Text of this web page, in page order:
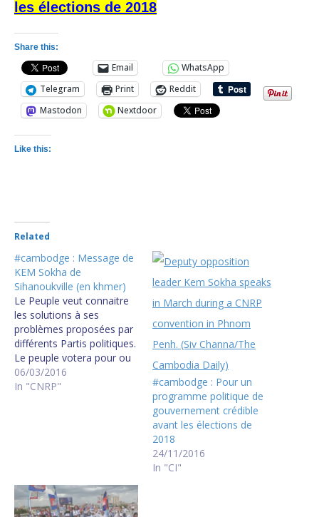
les élections de 2018
Share this:
Email
WhatsApp
Telegram
Print
Reddit
Mastodon
Nextdoor
Like this:
Related
#cambodge : Message de
KEM Sokha de
Sihanoukville (en khmer)
Le Peuple veut connaitre
les solutions à ses
problèmes proposées par
différents Partis politiques.
Le peuple votera pour ou
contre un Parti selon son
aspiration vis-à-vis du
compétition entre un
Programme Politique…
06/03/2016
In "CNRP"
#cambodge : Pour un
programme politique de
gouvernement crédible
avant les élections de
2018
24/11/2016
In "CI"